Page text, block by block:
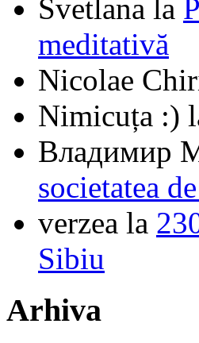
Svetlana la
meditativă
Nicolae
Nimicuța :)
Владимир
societatea
verzea la
Sibiu
Arhiva